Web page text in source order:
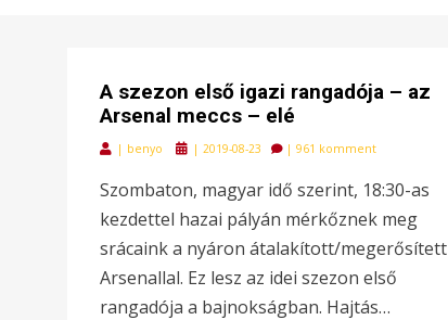
A szezon első igazi rangadója – az
Arsenal meccs – elé
| benyo
Posted
| 2019-08-23 | 961 komment
Szombaton, magyar idő szerint, 18:30-as
kezdettel hazai pályán mérkőznek meg
srácaink a nyáron átalakított/megerősített
Arsenallal. Ez lesz az idei szezon első
rangadója a bajnokságban. Hajtás…